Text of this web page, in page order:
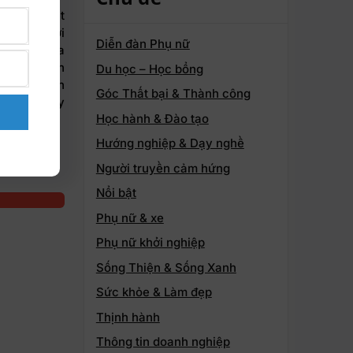
đặc biệt
nhiễm với
Y khoa
trở thành
bệnh
cơ sở này
Diễn đàn Phụ nữ
Du học – Học bổng
Góc Thất bại & Thành công
Học hành & Đào tạo
Hướng nghiệp & Dạy nghề
Người truyền cảm hứng
Nổi bật
Phụ nữ & xe
Phụ nữ khởi nghiệp
Sống Thiện & Sống Xanh
Sức khỏe & Làm đẹp
Thịnh hành
Thông tin doanh nghiệp